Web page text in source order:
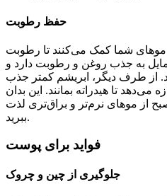
حفظ رطوبت
موهای شما کمک می‌کنند تا رطوبت
به جذب روغن و رطوبت دارد و
از طرف دیگر، ابریشم کمتر جذب
تا هیدراته بمانند. این بدان
از موهای نرم‌تر و براق‌تری لذت
ببرید.
فواید برای پوست
جلوگیری از چین و چروک